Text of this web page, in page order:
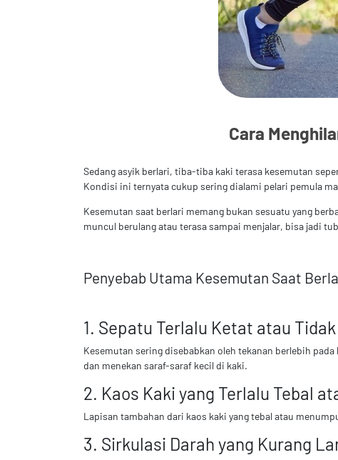
Cara
Sedang asyik berlari, tiba-tiba kaki terasa kesemutan
Kondisi ini ternyata cukup sering dialami pelari pemula
Kesemutan saat berlari memang bukan sesuatu yang
muncul berulang atau terasa sampai menjalar, bisa jadi
Penyebab Utama Kesemutan Saat
1. Sepatu Terlalu Ketat atau
Kesemutan sering disebabkan oleh tekanan berlebih
dan menekan saraf-saraf kecil di kaki.
2. Kaos Kaki yang Terlalu Tebal
Lapisan tambahan dari kaos kaki yang tebal atau
3. Sirkulasi Darah yang Kurang